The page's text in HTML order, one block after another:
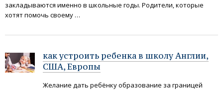
закладываются именно в школьные годы. Родители, которые
хотят помочь своему …
как устроить ребенка в школу Англии,
США, Европы
Желание дать ребёнку образование за границей